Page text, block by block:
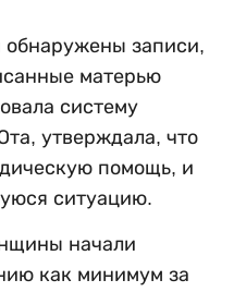
обнаружены записи,
матерью
систему
утверждала, что
помощь, и
ситуацию.
начали
как минимум за